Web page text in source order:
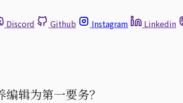
Discord Github Instagram Linkedin
辑为第一要务？